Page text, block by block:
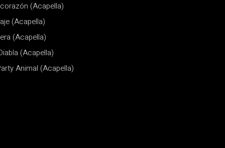
(Acapella)
(Acapella)
(Acapella)
(Acapella)
Animal (Acapella)